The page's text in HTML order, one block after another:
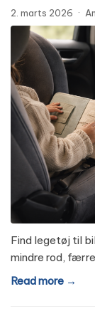
2. marts 2026 ·
Find legetøj til
mindre rod,
Read more →